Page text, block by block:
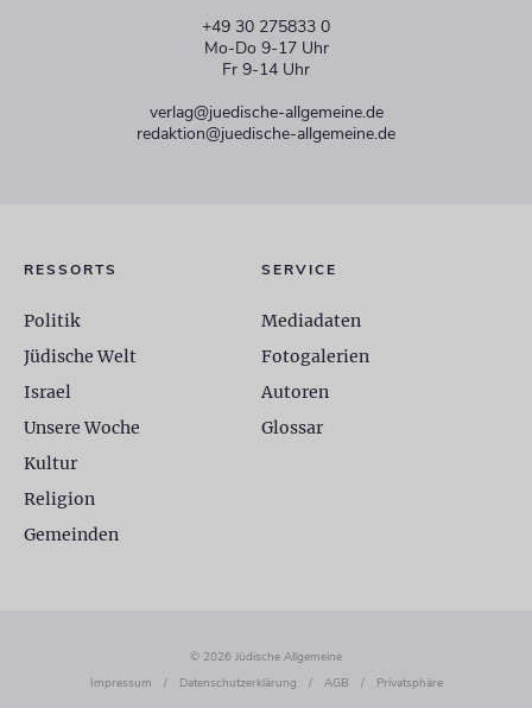
+49 30 275833 0
Mo-Do 9-17 Uhr
Fr 9-14 Uhr
verlag@juedische-allgemeine.de
redaktion@juedische-allgemeine.de
RESSORTS
Politik
Jüdische Welt
Israel
Unsere Woche
Kultur
Religion
Gemeinden
SERVICE
Mediadaten
Fotogalerien
Autoren
Glossar
© 2026 Jüdische Allgemeine
Impressum
/ Datenschutzerklärung / AGB / Privatsphäre